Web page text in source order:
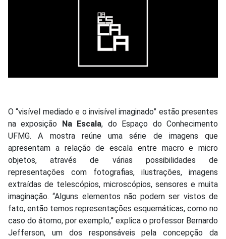
O “visível mediado e o invisível imaginado” estão presentes
na exposição Na Escala, do Espaço do Conhecimento
UFMG. A mostra reúne uma série de imagens que
apresentam a relação de escala entre macro e micro
objetos, através de várias possibilidades de
representações com fotografias, ilustrações, imagens
extraídas de telescópios, microscópios, sensores e muita
imaginação. “Alguns elementos não podem ser vistos de
fato, então temos representações esquemáticas, como no
caso do átomo, por exemplo,” explica o professor Bernardo
Jefferson, um dos responsáveis pela concepção da